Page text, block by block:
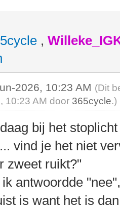
,
2026, 10:23 AM (Dit
10:23 AM door 365cycle.)
bij het
vind je het niet
zweet ruikt?"
antwoordde
is want het is